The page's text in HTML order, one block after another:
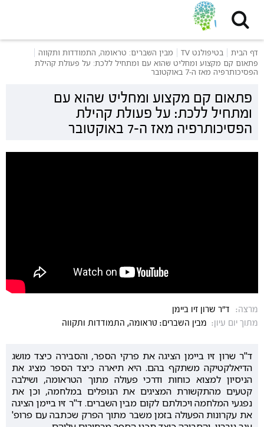
דף הבית בטיפולנט TV
מבין השברים: טראומה, התמודדות ותקווה
פתאום קם מקצוע ומחליט שהוא עם ומתחיל ללכת: על פעולת קהילת
הפסיכותרפיה מאז ה-7 באוקטובר
פתאום קם מקצוע ומחליט שהוא עם
ומתחיל ללכת: על פעולת קהילת
הפסיכותרפיה מאז ה-7 באוקטובר
מרצה:
ד"ר שרון זיו ביימן
מתוך יום עיון: מבין השברים: טראומה, התמודדות ותקווה
ד"ר שרון זיו ביימן הציגה את פרקי הספר, והסבירה כיצד מושג
הדיאלקטיקה משתקף בהם. היא תיארה כיצד הספר מציג את
הניסיון למצוא כוחות ודרכי פעולה מתוך הטראומה, ושילבה
קטעים מהתקשורת המציגים את הנופלים במלחמה, וכן את
נפגעי המלחמה ויכולתם לקום מבין השברים. ד"ר זיו ביימן הציגה
את עקרונות הפעולה בזמן משבר מתוך הפרק שכתבה עם פרופ'